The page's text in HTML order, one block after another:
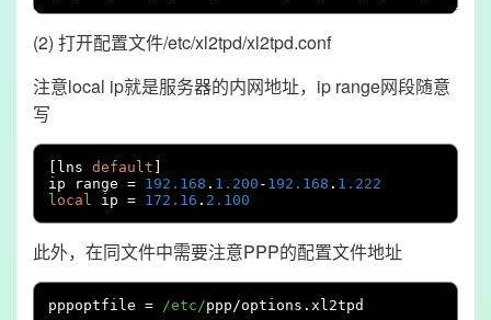
(2) 打开配置文件/etc/xl2tpd/xl2tpd.conf
注意local ip就是服务器的内网地址，ip range网段随意
写
lns default
ip range = 192.168 . 1.200 - 192.168 . 1.222
local ip = 172.16 . 2.100
此外，在同文件中需要注意PPP的配置文件地址
pppoptfile = /etc/ppp/options . xl2tpd